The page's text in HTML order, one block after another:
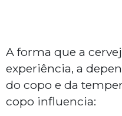
A forma que a
experiência, a
do copo e da
copo influencia: